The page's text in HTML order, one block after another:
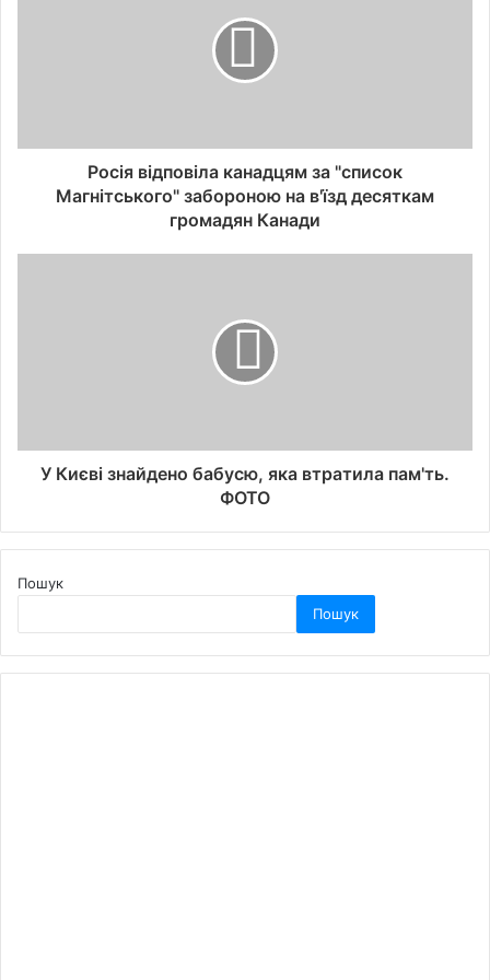
Росія відповіла канадцям за "список
Магнітського" забороною на в'їзд десяткам
громадян Канади
У Києві знайдено бабусю, яка втратила пам'ть.
ФОТО
Пошук
Пошук